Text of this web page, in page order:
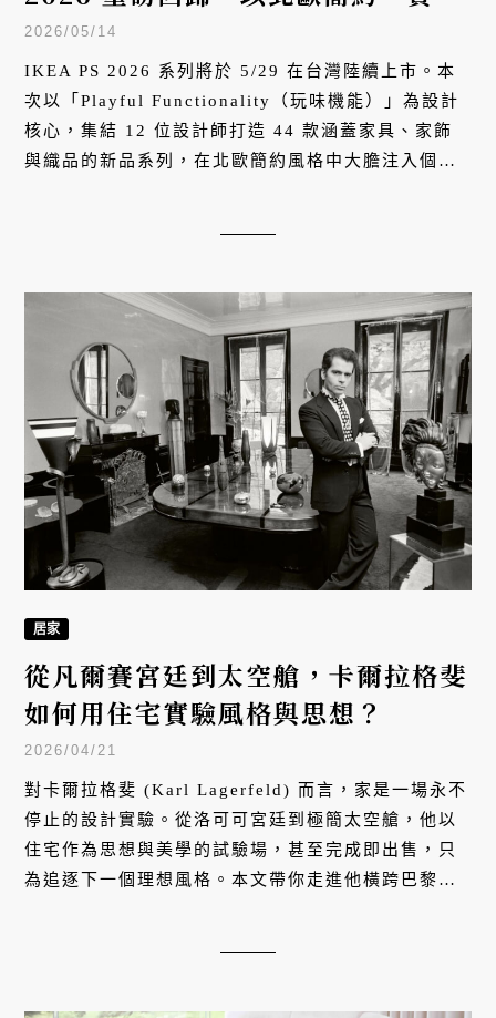
機能與玩味巧思打造 44 款設計師單
品
2026/05/14
IKEA PS 2026 系列將於 5/29 在台灣陸續上市。本
次以「Playful Functionality（玩味機能）」為設計
核心，集結 12 位設計師打造 44 款涵蓋家具、家飾
與織品的新品系列，在北歐簡約風格中大膽注入個
居家
從凡爾賽宮廷到太空艙，卡爾拉格斐
如何用住宅實驗風格與思想？
2026/04/21
對卡爾拉格斐 (Karl Lagerfeld) 而言，家是一場永不
停止的設計實驗。從洛可可宮廷到極簡太空艙，他以
住宅作為思想與美學的試驗場，甚至完成即出售，只
為追逐下一個理想風格。本文帶你走進他橫跨巴黎、